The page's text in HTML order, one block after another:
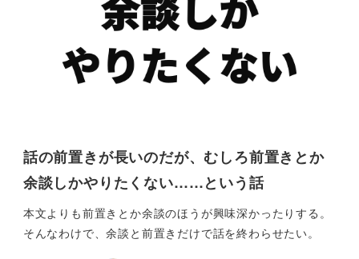
話の前置きが長いのだが、むしろ前置きとか
余談しかやりたくない……という話
本文よりも前置きとか余談のほうが興味深かったりする。
そんなわけで、余談と前置きだけで話を終わらせたい。